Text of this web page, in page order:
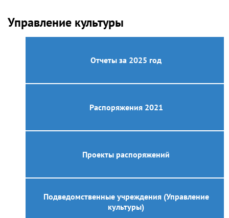
Управление культуры
Отчеты за 2025 год
Распоряжения 2021
Проекты распоряжений
Подведомственные учреждения (Управление
культуры)